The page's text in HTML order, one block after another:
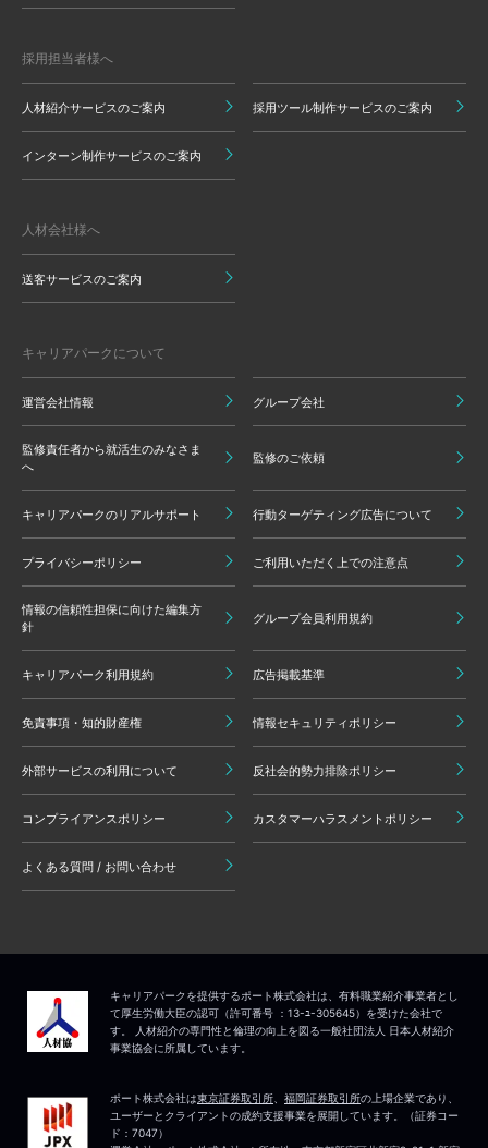
採用担当者様へ
人材紹介サービスのご案内 採用ツール制作サービスのご案内
インターン制作サービスのご案内
人材会社様へ
送客サービスのご案内
キャリアパークについて
運営会社情報 グループ会社
監修責任者から就活生のみなさま
へ
監修のご依頼
キャリアパークのリアルサポート 行動ターゲティング広告について
プライバシーポリシー ご利用いただく上での注意点
情報の信頼性担保に向けた編集方
針
グループ会員利用規約
キャリアパーク利用規約 広告掲載基準
免責事項・知的財産権 情報セキュリティポリシー
外部サービスの利用について 反社会的勢力排除ポリシー
コンプライアンスポリシー カスタマーハラスメントポリシー
よくある質問 / お問い合わせ